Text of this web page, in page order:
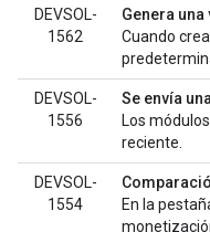
DEVSOL-
1562
Genera
Cuando
DEVSOL-
1556
Se envía
Los
reciente.
DEVSOL-
1554
En la